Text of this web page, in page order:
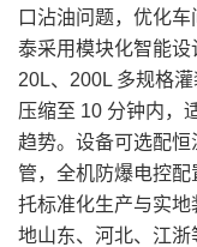
口沾油问题，优化
泰采用模块化智能设
20L、200L 多规格
压缩至 10 分钟内，
趋势。设备可选配
管，全机防爆电控
托标准化生产与实
地山东、河北、江